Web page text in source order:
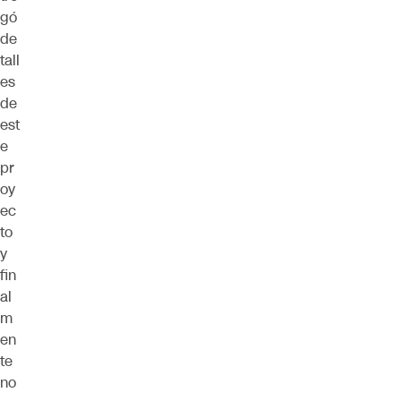
gó
de
tall
es
de
est
e
pr
oy
ec
to
y
fin
al
m
en
te
no